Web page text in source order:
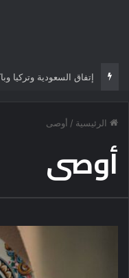
الرئيسية / أوصى
أوصى